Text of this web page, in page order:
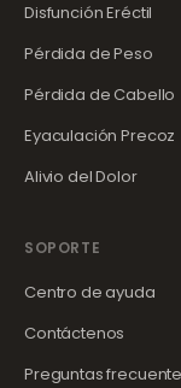
Disfunción Eréctil
Pérdida de Peso
Pérdida de Cabello
Eyaculación Precoz
Alivio del Dolor
SOPORTE
Centro de ayuda
Contáctenos
Preguntas